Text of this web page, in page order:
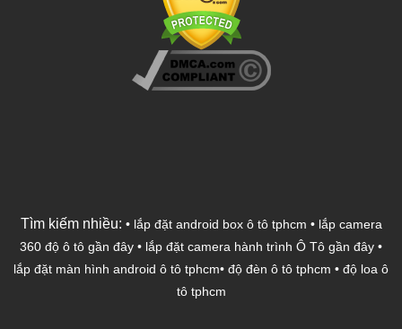
Tìm kiếm nhiều: • lắp đặt android box ô tô tphcm • lắp camera
360 độ ô tô gần đây • lắp đặt camera hành trình Ô Tô gần đây •
lắp đặt màn hình android ô tô tphcm• độ đèn ô tô tphcm • độ loa ô
tô tphcm